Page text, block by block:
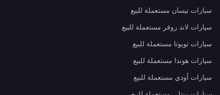
سيارات نيسان مستعملة للبيع
سيارات لاند روفر مستعملة للبيع
سيارات تويوتا مستعملة للبيع
سيارات هوندا مستعملة للبيع
سيارات أودي مستعملة للبيع